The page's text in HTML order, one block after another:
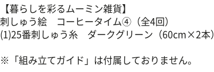
【暮らしを彩るムーミン雑貨】
刺しゅう絵 コーヒータイム④（全4回）
(1)25番刺しゅう糸 ダークグリーン（60cm×2本）
※「組み立てガイド」は付属しておりません。